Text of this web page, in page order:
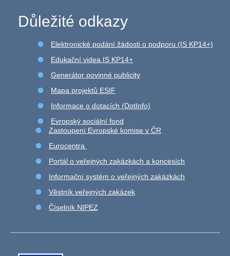
Důležité odkazy
Elektronické podání žádosti o podporu (IS KP14+)
Edukační videa IS KP14+
Generátor povinné publicity
Mapa projektů ESIF
Informace o dotacích (DotInfo)
Evropský sociální fond
Zastoupení Evropské komise v ČR
Eurocentra
Portál o veřejných zakázkách a koncesích
Informační systém o veřejných zakázkách
Věstník veřejných zakázek
Číselník NIPEZ